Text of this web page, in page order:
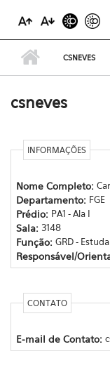
CSNEVES
csneves
INFORMAÇÕES
Nome Completo:
Departamento: FGE
Prédio: PA1 - Ala I
Sala: 3148
Função: GRD -
Responsável/
CONTATO
E-mail de Contato: